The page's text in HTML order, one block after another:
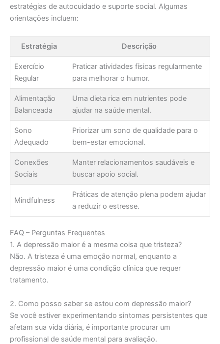
estratégias de autocuidado e suporte social. Algumas
orientações incluem:
Estratégia Descrição
Exercício
Regular
Praticar atividades físicas regularmente
para melhorar o humor.
Alimentação
Balanceada
Uma dieta rica em nutrientes pode
ajudar na saúde mental.
Sono
Adequado
Priorizar um sono de qualidade para o
bem-estar emocional.
Conexões
Sociais
Manter relacionamentos saudáveis e
buscar apoio social.
Mindfulness
Práticas de atenção plena podem ajudar
a reduzir o estresse.
FAQ – Perguntas Frequentes
1. A depressão maior é a mesma coisa que tristeza?
Não. A tristeza é uma emoção normal, enquanto a
depressão maior é uma condição clínica que requer
tratamento.
2. Como posso saber se estou com depressão maior?
Se você estiver experimentando sintomas persistentes que
afetam sua vida diária, é importante procurar um
profissional de saúde mental para avaliação.